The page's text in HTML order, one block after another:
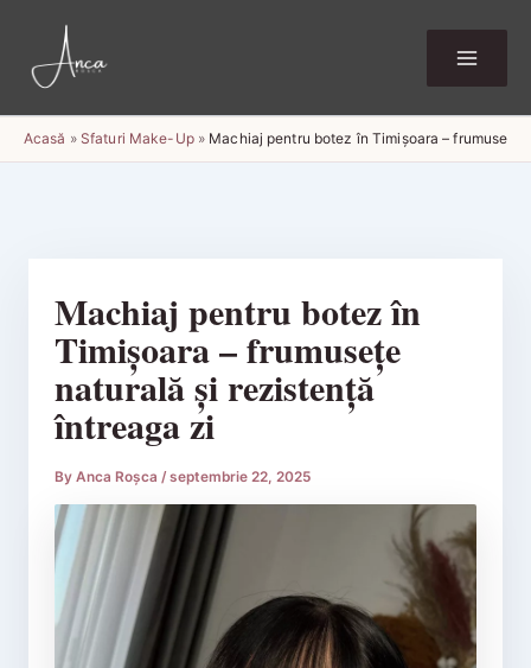
content
Acasă » Sfaturi Make-Up» Machiaj pentru botez în Timișoara – frumusețe
Machiaj pentru botez în
Timișoara – frumusețe
naturală și rezistență
întreaga zi
By Anca Roșca /septembrie 22, 2025